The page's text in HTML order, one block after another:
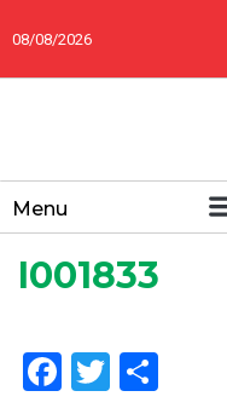
08/08/2026
Menu
I001833
Facebook
Twitter